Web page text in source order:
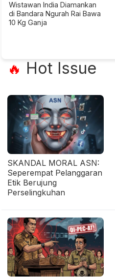
Wistawan India Diamankan
di Bandara Ngurah Rai Bawa
10 Kg Ganja
🔥 Hot Issue
SKANDAL MORAL ASN:
Seperempat Pelanggaran
Etik Berujung
Perselingkuhan